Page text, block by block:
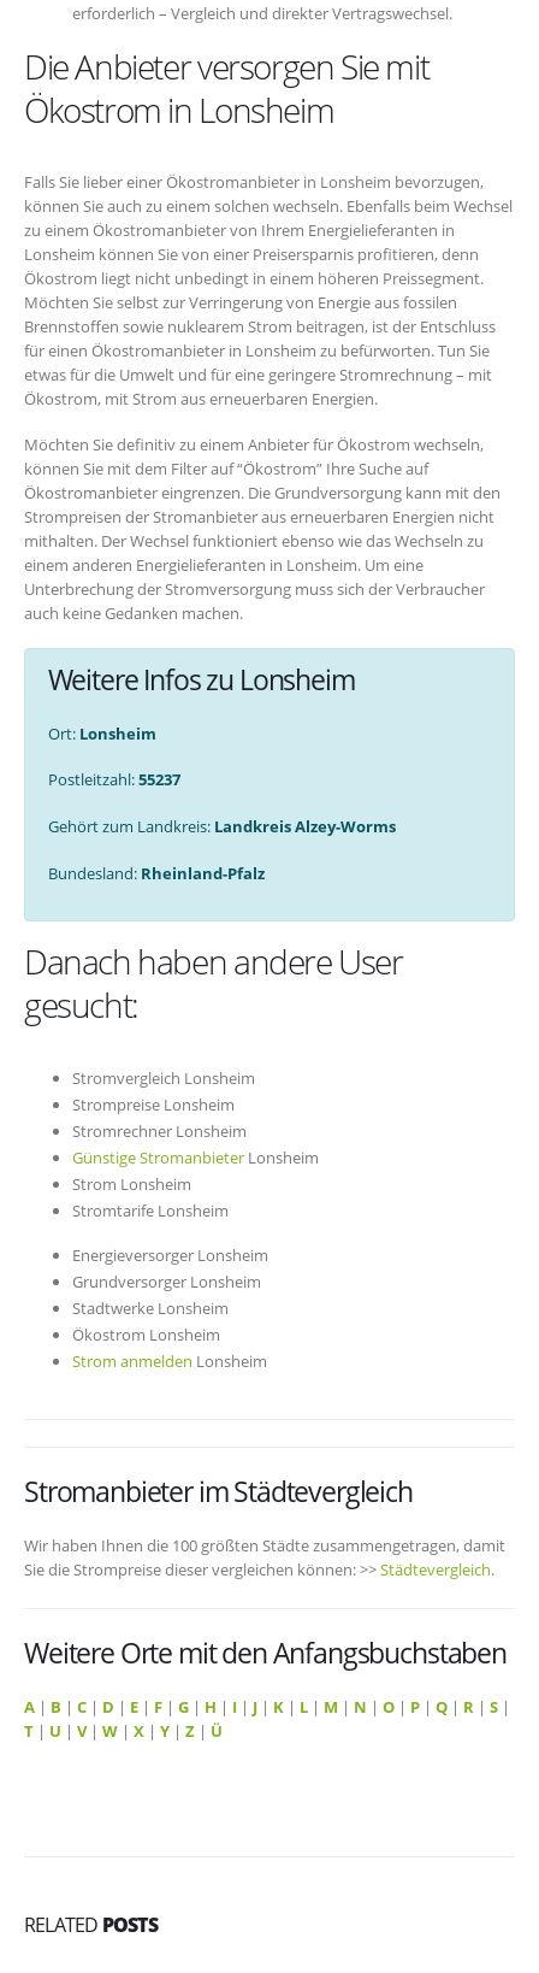
erforderlich – Vergleich und direkter Vertragswechsel.
Die Anbieter versorgen Sie mit
Ökostrom in Lonsheim
Falls Sie lieber einer Ökostromanbieter in Lonsheim bevorzugen,
können Sie auch zu einem solchen wechseln. Ebenfalls beim Wechsel
zu einem Ökostromanbieter von Ihrem Energielieferanten in
Lonsheim können Sie von einer Preisersparnis profitieren, denn
Ökostrom liegt nicht unbedingt in einem höheren Preissegment.
Möchten Sie selbst zur Verringerung von Energie aus fossilen
Brennstoffen sowie nuklearem Strom beitragen, ist der Entschluss
für einen Ökostromanbieter in Lonsheim zu befürworten. Tun Sie
etwas für die Umwelt und für eine geringere Stromrechnung – mit
Ökostrom, mit Strom aus erneuerbaren Energien.
Möchten Sie definitiv zu einem Anbieter für Ökostrom wechseln,
können Sie mit dem Filter auf “Ökostrom” Ihre Suche auf
Ökostromanbieter eingrenzen. Die Grundversorgung kann mit den
Strompreisen der Stromanbieter aus erneuerbaren Energien nicht
mithalten. Der Wechsel funktioniert ebenso wie das Wechseln zu
einem anderen Energielieferanten in Lonsheim. Um eine
Unterbrechung der Stromversorgung muss sich der Verbraucher
auch keine Gedanken machen.
Weitere Infos zu Lonsheim
Ort: Lonsheim
Postleitzahl:55237
Gehört zum Landkreis: Landkreis Alzey-Worms
Bundesland: Rheinland-Pfalz
Danach haben andere User
gesucht:
Stromvergleich Lonsheim
Strompreise Lonsheim
Stromrechner Lonsheim
Günstige Stromanbieter Lonsheim
Strom Lonsheim
Stromtarife Lonsheim
Energieversorger Lonsheim
Grundversorger Lonsheim
Stadtwerke Lonsheim
Ökostrom Lonsheim
Strom anmelden Lonsheim
Stromanbieter im Städtevergleich
Wir haben Ihnen die 100 größten Städte zusammengetragen, damit
Sie die Strompreise dieser vergleichen können: >>Städtevergleich.
Weitere Orte mit den Anfangsbuchstaben
A | B | C | D | E | F | G | H | I | J | K | L | M | N | O | P | Q | R | S |
T | U | V| W | X | Y | Z | Ü
RELATED POSTS